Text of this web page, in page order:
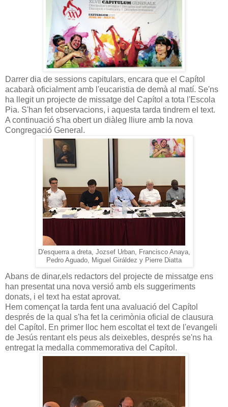
Darrer dia de sessions capitulars, encara que el Capítol
acabarà oficialment amb l'eucaristia de demà al matí. Se'ns
ha llegit un projecte de missatge del Capítol a tota l'Escola
Pia. S'han fet observacions, i aquesta tarda tindrem el text.
A continuació s'ha obert un diàleg lliure amb la nova
Congregació General.
D'esquerra a dreta, Jozsef Urban, Francisco Anaya,
Pedro Aguado, Miguel Giráldez y Pierre Diatta
Abans de dinar,els redactors del projecte de missatge ens
han presentat una nova versió amb els suggeriments
donats, i el text ha estat aprovat.
Hem començat la tarda fent una avaluació del Capítol
després de la qual s'ha fet la cerimònia oficial de clausura
del Capítol. En primer lloc hem escoltat el text de l'evangeli
de Jesús rentant els peus als deixebles, després se'ns ha
entregat la medalla commemorativa del Capítol.